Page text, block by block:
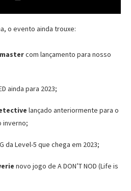
o evento ainda trouxe:
com lançamento para nosso
ainda para 2023;
lançado anteriormente para o
inverno;
da Level-5 que chega em 2023;
novo jogo de A DON’T NOD (Life is